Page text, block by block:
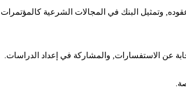
وتمثيل البنك في المجالات الشرعية كالمؤتمرات
عن الاستفسارات, والمشاركة في إعداد الدراسات.